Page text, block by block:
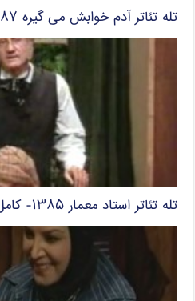
تله تئاتر آدم خوابش می گیره ۱۳۸۷ – کامل
تله تئاتر استاد معمار ۱۳۸۵- کامل